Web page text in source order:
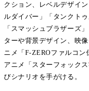
クション、レベルデザイ
ルダイバー」「タンクト
「スマッシュブラザーズ
ターや背景デザイン、映
ニメ「F-ZEROファルコン
アニメ「スターフォック
びシナリオを手がける。